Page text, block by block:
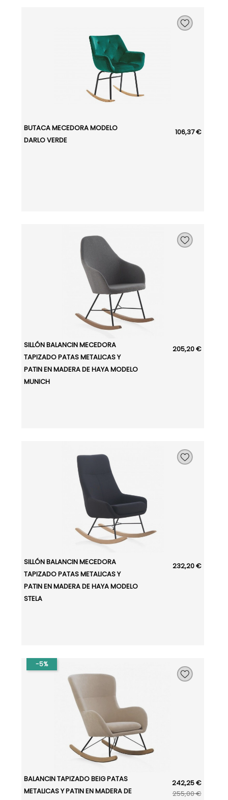
BUTACA MECEDORA MODELO
DARLO VERDE
106,37 €
SILLÓN BALANCIN MECEDORA
TAPIZADO PATAS METALICAS Y
PATIN EN MADERA DE HAYA MODELO
MUNICH
205,20 €
SILLÓN BALANCIN MECEDORA
TAPIZADO PATAS METALICAS Y
PATIN EN MADERA DE HAYA MODELO
STELA
232,20 €
BALANCIN TAPIZADO BEIG PATAS
METALICAS Y PATIN EN MADERA DE
242,25 €
255,00 €
-5%